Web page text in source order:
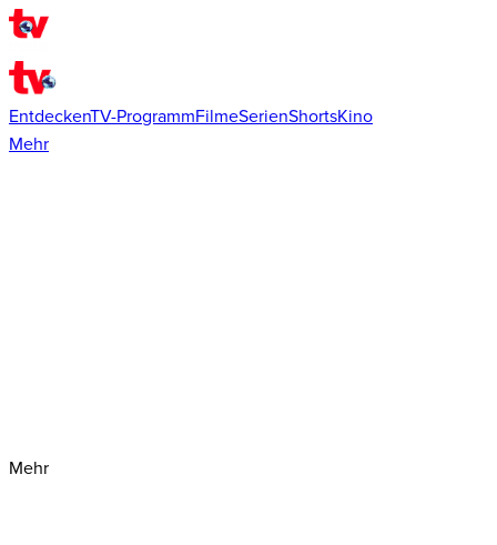
EntdeckenTV-ProgrammFilmeSerienShortsKino
Mehr
Mehr